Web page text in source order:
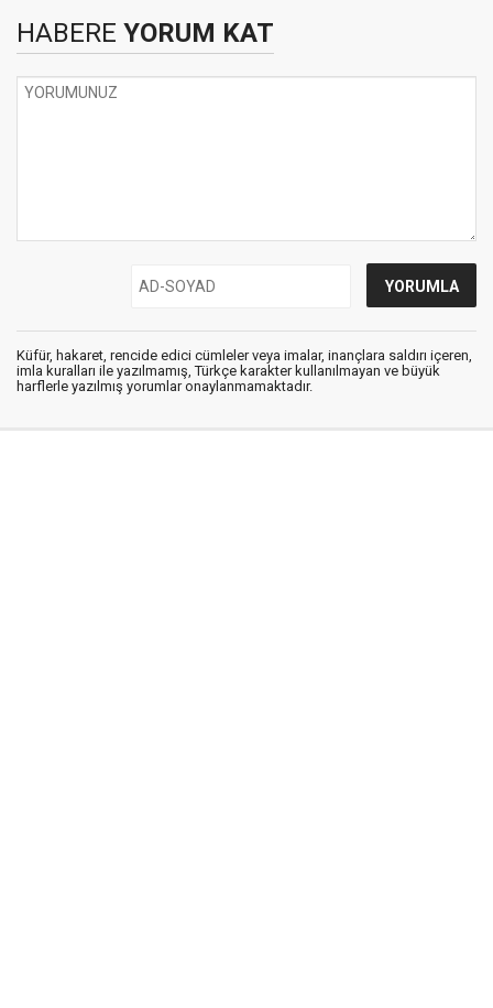
HABERE YORUM KAT
Küfür, hakaret, rencide edici cümleler veya imalar, inançlara saldırı içeren,
imla kuralları ile yazılmamış, Türkçe karakter kullanılmayan ve büyük
harflerle yazılmış yorumlar onaylanmamaktadır.